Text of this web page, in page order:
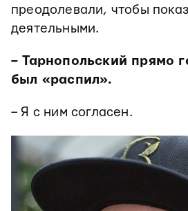
преодолевали, чтобы
деятельными.
– Тарнопольский прямо
был «распил».
– Я с ним согласен.